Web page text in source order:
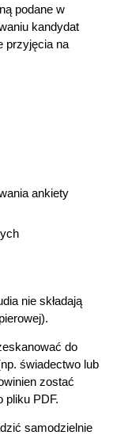
podane w
kandydat
przyjęcia na
ankiety
nie składają
do
świadectwo lub
zostać
pliku PDF.
samodzielnie